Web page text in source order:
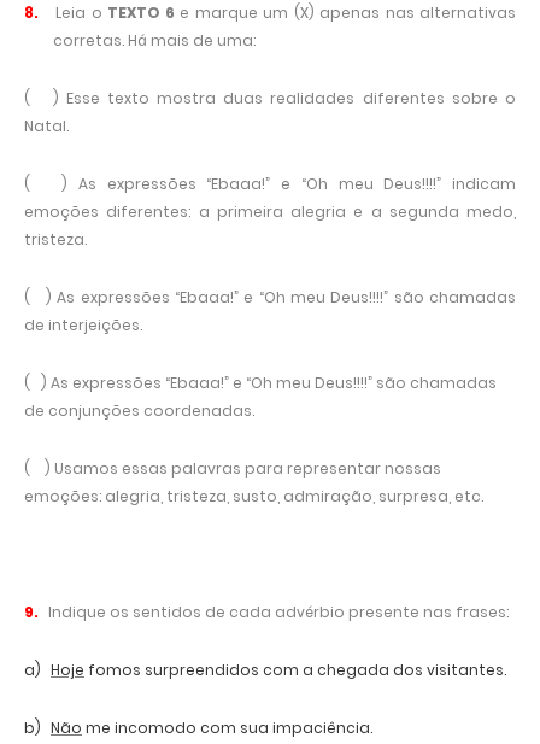
8. Leia o TEXTO 6 e marque um (X) apenas nas alternativas
corretas. Há mais de uma:
( ) Esse texto mostra duas realidades diferentes sobre o
Natal.
( ) As expressões “Ebaaa!” e “Oh meu Deus!!!!” indicam
emoções diferentes: a primeira alegria e a segunda medo,
tristeza.
( ) As expressões “Ebaaa!” e “Oh meu Deus!!!!” são chamadas
de interjeições.
( ) As expressões “Ebaaa!” e “Oh meu Deus!!!!” são chamadas
de conjunções coordenadas.
( ) Usamos essas palavras para representar nossas
emoções: alegria, tristeza, susto, admiração, surpresa, etc.
9. Indique os sentidos de cada advérbio presente nas frases:
a) Hoje fomos surpreendidos com a chegada dos visitantes.
b) Não me incomodo com sua impaciência.